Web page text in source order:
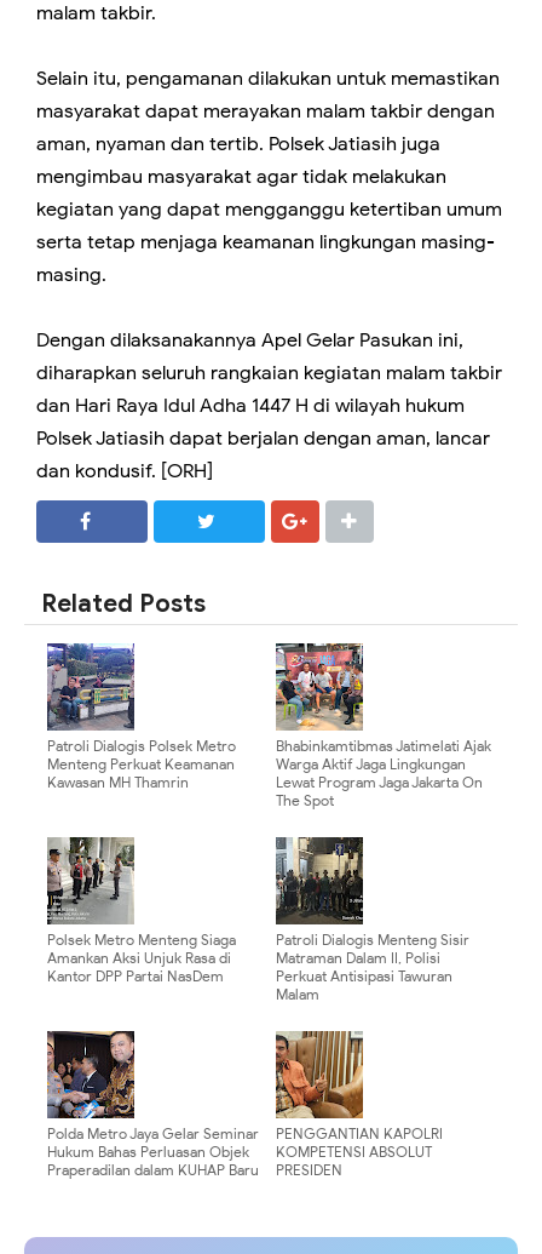
malam takbir.
Selain itu, pengamanan dilakukan untuk memastikan
masyarakat dapat merayakan malam takbir dengan
aman, nyaman dan tertib. Polsek Jatiasih juga
mengimbau masyarakat agar tidak melakukan
kegiatan yang dapat mengganggu ketertiban umum
serta tetap menjaga keamanan lingkungan masing-
masing.
Dengan dilaksanakannya Apel Gelar Pasukan ini,
diharapkan seluruh rangkaian kegiatan malam takbir
dan Hari Raya Idul Adha 1447 H di wilayah hukum
Polsek Jatiasih dapat berjalan dengan aman, lancar
dan kondusif. [ORH]
Related Posts
Patroli Dialogis Polsek Metro
Menteng Perkuat Keamanan
Kawasan MH Thamrin
Bhabinkamtibmas Jatimelati Ajak
Warga Aktif Jaga Lingkungan
Lewat Program Jaga Jakarta On
The Spot
Polsek Metro Menteng Siaga
Amankan Aksi Unjuk Rasa di
Kantor DPP Partai NasDem
Patroli Dialogis Menteng Sisir
Matraman Dalam II, Polisi
Perkuat Antisipasi Tawuran
Malam
Polda Metro Jaya Gelar Seminar
Hukum Bahas Perluasan Objek
Praperadilan dalam KUHAP Baru
PENGGANTIAN KAPOLRI
KOMPETENSI ABSOLUT
PRESIDEN